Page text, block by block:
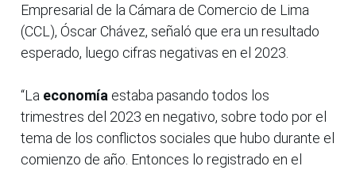
Empresarial de la Cámara de Comercio de Lima
(CCL), Óscar Chávez, señaló que era un resultado
esperado, luego cifras negativas en el 2023.
“La economía estaba pasando todos los
trimestres del 2023 en negativo, sobre todo por el
tema de los conflictos sociales que hubo durante el
comienzo de año. Entonces lo registrado en el